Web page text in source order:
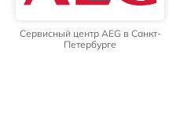
Сервисный центр AEG в Санкт-
Петербурге